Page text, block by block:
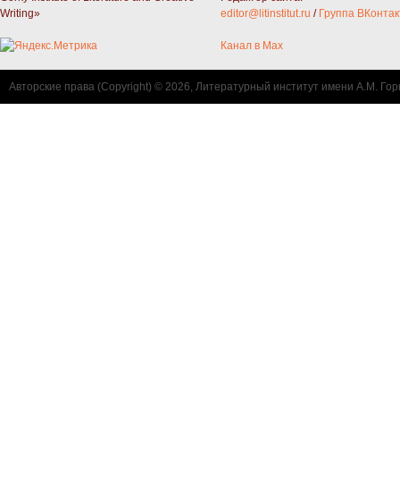
Writing»
editor@litinstitut.ru / Группа
Канал в Max
Авторские права (Copyright) © 2026, Литературный институт имени А.М.